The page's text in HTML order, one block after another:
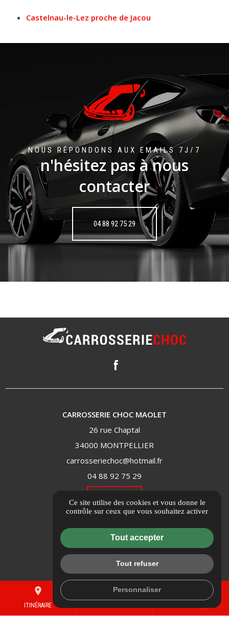
Castelnau-le-Lez proche de Jacou
NOUS RÉPONDONS AUX EMAILS 7J/7
n'hésitez pas à nous
contacter
04 88 92 75 29
place
ITINÉRAIRE
mail
CARROSSERIE CHOC MAOLET
26 rue Chaptal
34000 MONTPELLIER
carrosseriechoc@hotmail.fr
04 88 92 75 29
ITINÉRAIRE
Informations complémentaires
Politique de confidentialité
Flux RSS
Gestion des cookies
Ce site utilise des cookies et vous donne le
contrôle sur ceux que vous souhaitez activer
Tout accepter
Tout refuser
Personnaliser